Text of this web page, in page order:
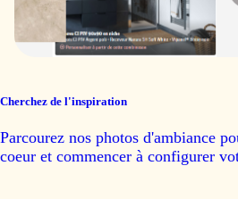
Cherchez de l'inspiration
Parcourez nos photos d'ambiance
coeur et commencer à configurer